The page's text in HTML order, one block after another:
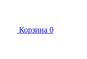
Корзина 0